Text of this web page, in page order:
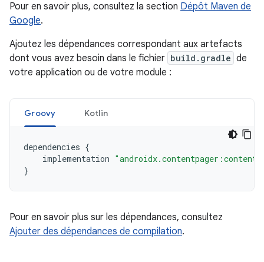
Pour en savoir plus, consultez la section Dépôt Maven de
Google.
Ajoutez les dépendances correspondant aux artefacts
dont vous avez besoin dans le fichier build.gradle de
votre application ou de votre module :
Groovy Kotlin
dependencies {
implementation
}
Pour en savoir plus sur les dépendances, consultez
Ajouter des dépendances de compilation.